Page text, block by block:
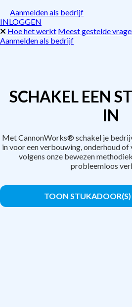
Aanmelden als bedrijf
INLOGGEN
Hoe het werkt Meest gestelde
Aanmelden als bedrijf
SCHAKEL EEN
IN
Met CannonWorks® schakel je
in voor een verbouwing, onderhoud
volgens onze bewezen
probleemloos
TOON STUKADOOR(S)